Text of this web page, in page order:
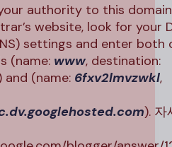
authority to this
website, look for your
settings and enter both
(name: www, destination:
and (name: 6fxv2lmvzwkl,
). 자